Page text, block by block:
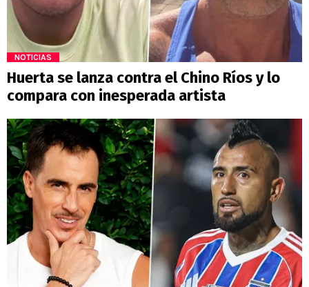
NOTICIAS
Huerta se lanza contra el Chino Ríos y lo
compara con inesperada artista